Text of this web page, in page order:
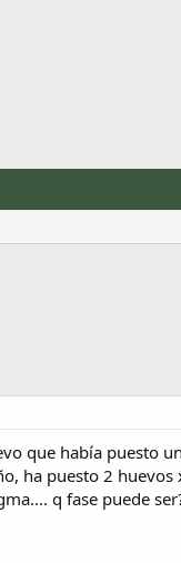
que había puesto
ha puesto 2
q fase puede